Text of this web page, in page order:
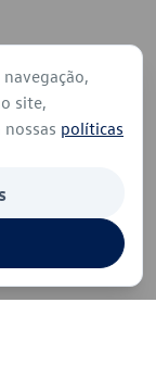
site,
políticas